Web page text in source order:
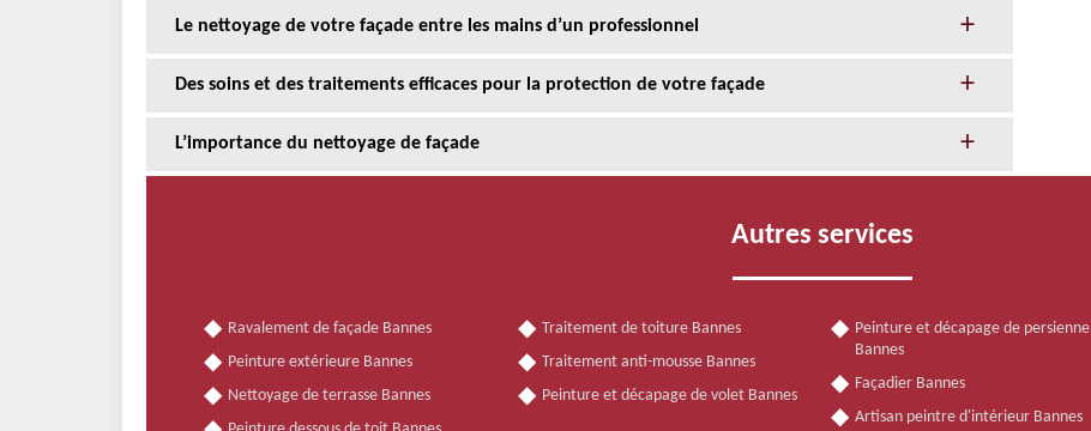
Le nettoyage de votre façade entre les mains d’un professionnel
Des soins et des traitements efficaces pour la protection de votre façade
L’importance du nettoyage de façade
Autres services
Ravalement de façade Bannes
Peinture extérieure Bannes
Nettoyage de terrasse Bannes
Traitement de toiture Bannes
Traitement anti-mousse Bannes
Peinture et décapage de volet Bannes
Peinture et décapage de persienne
Bannes
Façadier Bannes
Artisan peintre d'intérieur Bannes